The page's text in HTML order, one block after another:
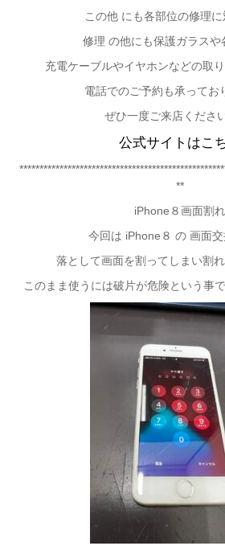
この他 にも各部位の修理に
修理 の他にも保護ガラスや
充電ケーブルやイヤホンなどの取
電話でのご予約も承ってお
ぜひ一度ご来店くださ
公式サイトはこ
**
iPhone８画面割れ
今回は iPhone８ の 画面交
落として画面を割ってしまい割
このまま使うには破片が危険という事